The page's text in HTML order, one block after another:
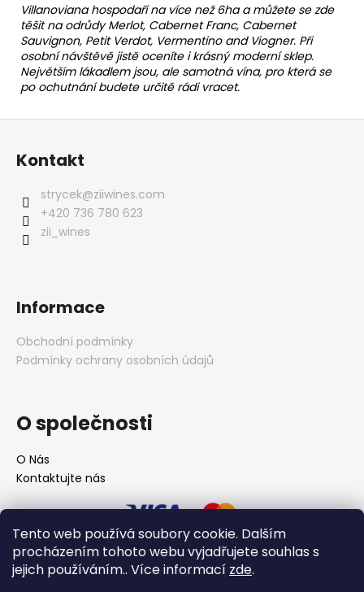
Tento web používá soubory cookie. Dalším
procházením tohoto webu vyjadřujete souhlas s
jejich používáním.. Více informací zde.
Villanoviana hospodaří na více než 6ha a můžete se zde
těšit na odrůdy Merlot, Cabernet Franc, Cabernet
Sauvignon, Petit Verdot, Vermentino and Viogner. Při
osobní návštěvě jistě oceníte i krásný moderní sklep.
Největším lákadlem jsou, ale samotná vína, pro která se
po ochutnání budete určitě rádi vracet.
Z
Kontakt
strycek@ziiwines.com
+420 736 780 623
zii_wines
Informace
Obchodní podmínky
Podmínky ochrany osobních údajů
O společnosti
O Nás
Kontaktujte nás